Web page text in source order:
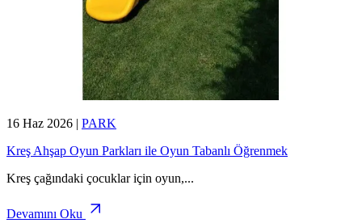
16 Haz 2026 | PARK
Kreş Ahşap Oyun Parkları ile Oyun Tabanlı Öğrenmek
Kreş çağındaki çocuklar için oyun,...
Devamını Oku